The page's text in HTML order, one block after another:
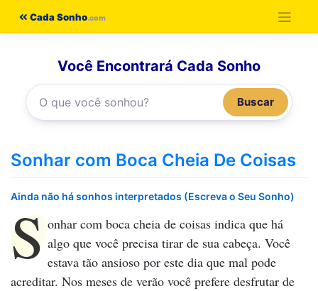
Cada Sonho
Você Encontrará Cada Sonho
Buscar
Sonhar com Boca Cheia De Coisas
Ainda não há sonhos interpretados (Escreva o Seu Sonho)
S onhar com boca cheia de coisas indica que há
algo que você precisa tirar de sua cabeça. Você
estava tão ansioso por este dia que mal pode
acreditar. Nos meses de verão você prefere desfrutar de